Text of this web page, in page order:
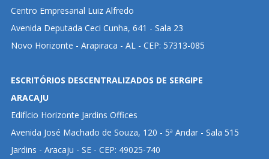
Centro Empresarial Luiz Alfredo
Avenida Deputada Ceci Cunha, 641 - Sala 23
Novo Horizonte - Arapiraca - AL - CEP: 57313-085
ESCRITÓRIOS DESCENTRALIZADOS DE SERGIPE
ARACAJU
Edifício Horizonte Jardins Offices
Avenida José Machado de Souza, 120 - 5ª Andar - Sala 515
Jardins - Aracaju - SE - CEP: 49025-740